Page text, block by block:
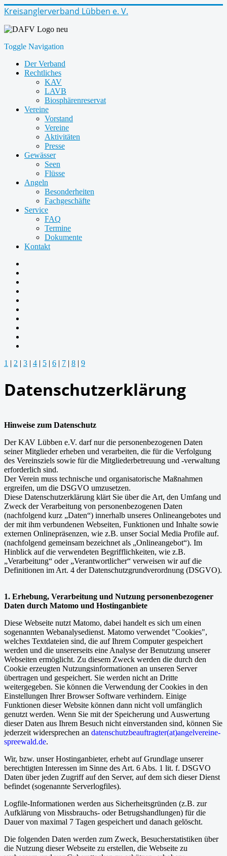
Kreisanglerverband Lübben e. V.
Toggle Navigation
Der Verband
Rechtliches
KAV
LAVB
Biosphärenreservat
Vereine
Vorstand
Vereine
Aktivitäten
Presse
Gewässer
Seen
Flüsse
Angeln
Besonderheiten
Fachgeschäfte
Service
FAQ
Termine
Dokumente
Kontakt
1 | 2 | 3 | 4 | 5 | 6 | 7 | 8 | 9
Datenschutzerklärung
Hinweise zum Datenschutz
Der KAV Lübben e.V. darf nur die personenbezogenen Daten
seiner Mitglieder erheben und verarbeiten, die für die Verfolgung
des Vereinsziels sowie für die Mitgliederbetreuung und -verwaltung
erforderlich sind.
Der Verein muss technische und organisatorische Maßnahmen
ergreifen, um die DSGVO umzusetzen.
Diese Datenschutzerklärung klärt Sie über die Art, den Umfang und
Zweck der Verarbeitung von personenbezogenen Daten
(nachfolgend kurz „Daten“) innerhalb unseres Onlineangebotes und
der mit ihm verbundenen Webseiten, Funktionen und Inhalte sowie
externen Onlinepräsenzen, wie z.B. unser Social Media Profile auf.
(nachfolgend gemeinsam bezeichnet als „Onlineangebot“). Im
Hinblick auf die verwendeten Begrifflichkeiten, wie z.B.
„Verarbeitung“ oder „Verantwortlicher“ verweisen wir auf die
Definitionen im Art. 4 der Datenschutzgrundverordnung (DSGVO).
1. Erhebung, Verarbeitung und Nutzung personenbezogener
Daten durch Matomo und Hostinganbiete
Diese Webseite nutzt Matomo, dabei handelt es sich um einen
sogenannten Webanalysedienst. Matomo verwendet "Cookies",
welches Textdateien sind, die auf Ihrem Computer gespeichert
werden und die unsererseits eine Analyse der Benutzung unserer
Webseiten ermöglicht. Zu diesem Zweck werden die durch den
Cookie erzeugten Nutzungsinformationen an unseren Server
übertragen und gespeichert. Sie werden nicht an Dritte
weitergegeben. Sie können die Verwendung der Cookies in den
Einstellungen Ihrer Browser Software verhindern. Einige
Funktionen dieser Website können dann nicht voll umfänglich
genutzt werden. Wenn Sie mit der Speicherung und Auswertung
dieser Daten aus Ihrem Besuch nicht einverstanden sind, können Sie
jederzeit widersprechen an datenschutzbeauftragter(at)angelvereine-
spreewald.de.
Wir, bzw. unser Hostinganbieter, erhebt auf Grundlage unserer
berechtigten Interessen im Sinne des Art. 6 Abs. 1 lit. f. DSGVO
Daten über jeden Zugriff auf den Server, auf dem sich dieser Dienst
befindet (sogenannte Serverlogfiles).
Logfile-Informationen werden aus Sicherheitsgründen (z.B. zur
Aufklärung von Missbrauchs- oder Betrugshandlungen) für die
Dauer von maximal 7 Tagen gespeichert und danach gelöscht.
Die folgenden Daten werden zum Zweck, Besucherstatistiken über
die Nutzung dieser Webseite zu erstellen, die Webseite zu